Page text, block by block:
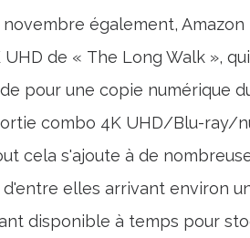
novembre également,
de « The Long Walk »,
pour une copie numérique
combo 4K UHD/Blu-ray/
cela s'ajoute à de
elles arrivant environ
disponible à temps pour